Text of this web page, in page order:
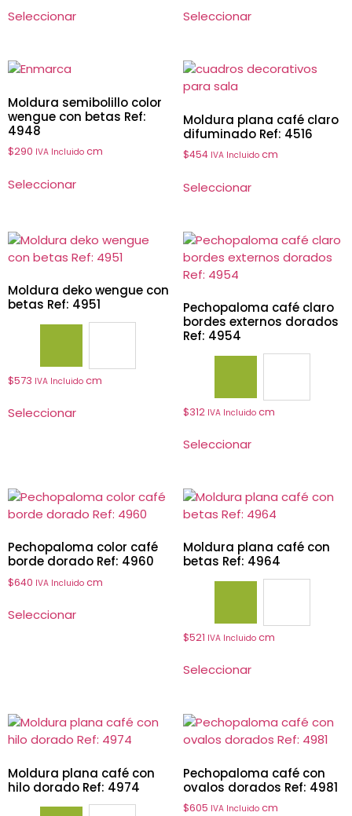
Seleccionar Seleccionar
Moldura semibolillo color
wengue con betas Ref:
4948
$290 IVA Incluido cm
Seleccionar
Moldura plana café claro
difuminado Ref: 4516
$454 IVA Incluidocm
Seleccionar
Moldura deko wengue con
betas Ref: 4951
$573 IVA Incluido cm
Seleccionar
Pechopaloma café claro
bordes externos dorados
Ref: 4954
$312 IVA Incluidocm
Seleccionar
Pechopaloma color café
borde dorado Ref: 4960
$640 IVA Incluido cm
Seleccionar
Moldura plana café con
betas Ref: 4964
$521 IVA Incluidocm
Seleccionar
Moldura plana café con
hilo dorado Ref: 4974
Pechopaloma café con
ovalos dorados Ref: 4981
$605 IVA Incluidocm